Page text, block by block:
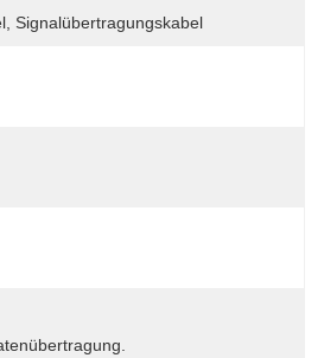
Signalübertragungskabel